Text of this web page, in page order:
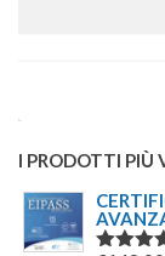
I PRODOTTI PIÙ